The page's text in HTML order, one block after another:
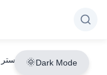
Dark Mode
مباراة ولوج سلك الماستر